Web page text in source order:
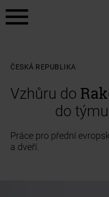
ČESKÁ REPUBLIKA
Vzhůru do
do
Práce pro přední
a dveří.